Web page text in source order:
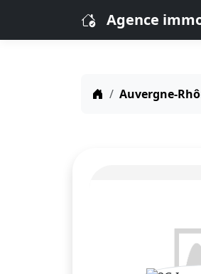
Agence
Auvergne-